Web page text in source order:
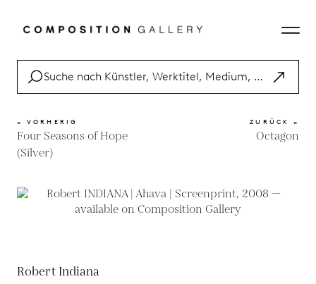
« VORHERIG
Four Seasons of Hope
(Silver)
ZURÜCK »
Octagon
Robert Indiana